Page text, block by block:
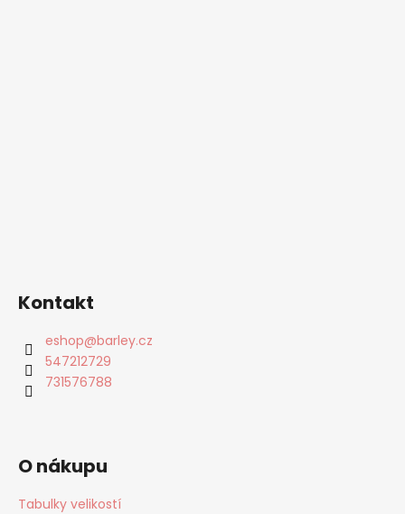
Kontakt
eshop@barley.cz
547212729
731576788
O nákupu
Tabulky velikostí